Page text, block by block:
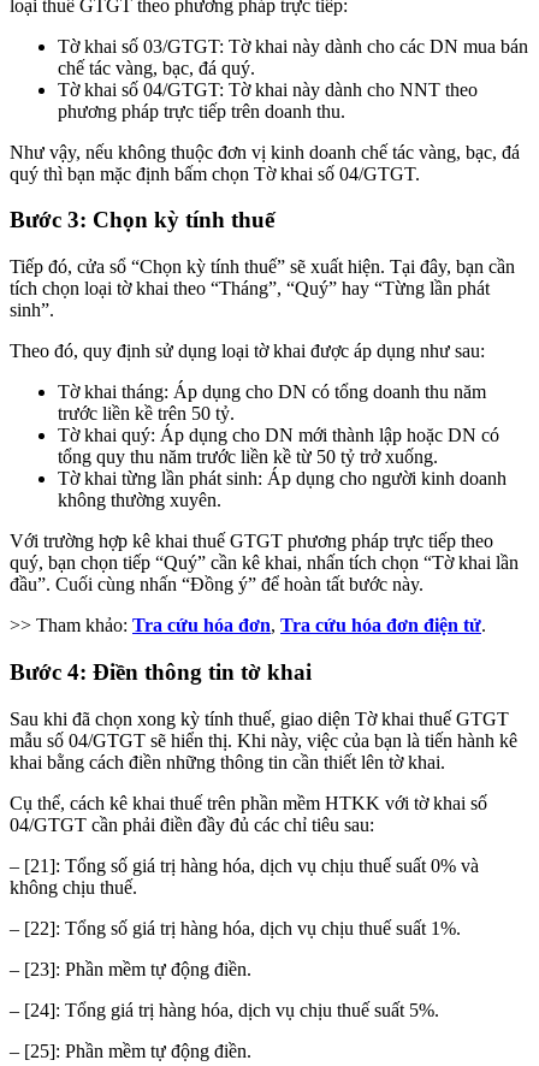
loại thuế GTGT theo phương pháp trực tiếp:
Tờ khai số 03/GTGT: Tờ khai này dành cho các DN mua bán
chế tác vàng, bạc, đá quý.
Tờ khai số 04/GTGT: Tờ khai này dành cho NNT theo
phương pháp trực tiếp trên doanh thu.
Như vậy, nếu không thuộc đơn vị kinh doanh chế tác vàng, bạc, đá
quý thì bạn mặc định bấm chọn Tờ khai số 04/GTGT.
Bước 3: Chọn kỳ tính thuế
Tiếp đó, cửa sổ “Chọn kỳ tính thuế” sẽ xuất hiện. Tại đây, bạn cần
tích chọn loại tờ khai theo “Tháng”, “Quý” hay “Từng lần phát
sinh”.
Theo đó, quy định sử dụng loại tờ khai được áp dụng như sau:
Tờ khai tháng: Áp dụng cho DN có tổng doanh thu năm
trước liền kề trên 50 tỷ.
Tờ khai quý: Áp dụng cho DN mới thành lập hoặc DN có
tổng quy thu năm trước liền kề từ 50 tỷ trở xuống.
Tờ khai từng lần phát sinh: Áp dụng cho người kinh doanh
không thường xuyên.
Với trường hợp kê khai thuế GTGT phương pháp trực tiếp theo
quý, bạn chọn tiếp “Quý” cần kê khai, nhấn tích chọn “Tờ khai lần
đầu”. Cuối cùng nhấn “Đồng ý” để hoàn tất bước này.
>> Tham khảo: Tra cứu hóa đơn, Tra cứu hóa đơn điện tử.
Bước 4: Điền thông tin tờ khai
Sau khi đã chọn xong kỳ tính thuế, giao diện Tờ khai thuế GTGT
mẫu số 04/GTGT sẽ hiển thị. Khi này, việc của bạn là tiến hành kê
khai bằng cách điền những thông tin cần thiết lên tờ khai.
Cụ thể, cách kê khai thuế trên phần mềm HTKK với tờ khai số
04/GTGT cần phải điền đầy đủ các chỉ tiêu sau:
– [21]: Tổng số giá trị hàng hóa, dịch vụ chịu thuế suất 0% và
không chịu thuế.
– [22]: Tổng số giá trị hàng hóa, dịch vụ chịu thuế suất 1%.
– [23]: Phần mềm tự động điền.
– [24]: Tổng giá trị hàng hóa, dịch vụ chịu thuế suất 5%.
– [25]: Phần mềm tự động điền.